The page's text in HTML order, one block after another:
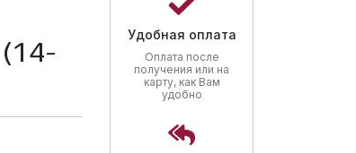
Удобная оплата
Оплата после
получения или на
карту, как Вам
удобно